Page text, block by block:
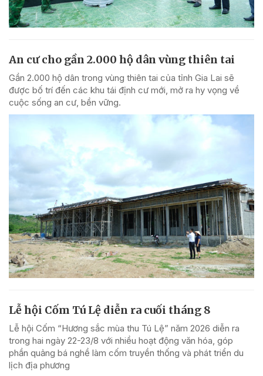
An cư cho gần 2.000 hộ dân vùng thiên tai
Gần 2.000 hộ dân trong vùng thiên tai của tỉnh Gia Lai sẽ
được bố trí đến các khu tái định cư mới, mở ra hy vọng về
cuộc sống an cư, bền vững.
Lễ hội Cốm Tú Lệ diễn ra cuối tháng 8
Lễ hội Cốm “Hương sắc mùa thu Tú Lệ” năm 2026 diễn ra
trong hai ngày 22-23/8 với nhiều hoạt động văn hóa, góp
phần quảng bá nghề làm cốm truyền thống và phát triển du
lịch địa phương